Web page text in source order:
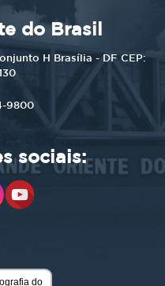
do Brasil
H Brasília - DF CEP:
9800
sociais: